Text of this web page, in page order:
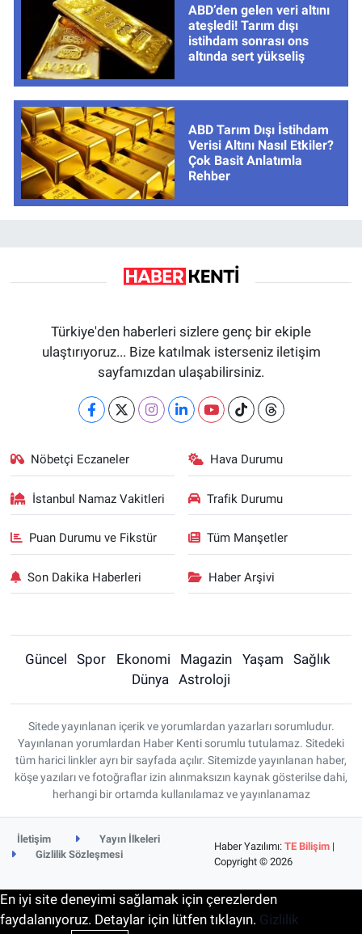
ABD’den gelen veri altını
ateşledi! Tarım dışı
istihdam sonrası ons
altında sert yükseliş
ABD Tarım Dışı İstihdam
Verisi Altını Nasıl Etkiler?
Çok Basit Anlatımla
Rehber
Türkiye'den haberleri sizlere genç bir ekiple
ulaştırıyoruz... Bize katılmak isterseniz iletişim
sayfamızdan ulaşabilirsiniz.
Nöbetçi Eczaneler Hava Durumu
İstanbul Namaz Vakitleri Trafik Durumu
Puan Durumu ve Fikstür Tüm Manşetler
Son Dakika Haberleri Haber Arşivi
Güncel Spor Ekonomi Magazin Yaşam
Sağlık
Dünya
Astroloji
Sitede yayınlanan içerik ve yorumlardan yazarları sorumludur.
Yayınlanan yorumlardan Haber Kenti sorumlu tutulamaz. Sitedeki
tüm harici linkler ayrı bir sayfada açılır. Sitemizde yayınlanan haber,
köşe yazıları ve fotoğraflar izin alınmaksızın kaynak gösterilse dahi,
herhangi bir ortamda kullanılamaz ve yayınlanamaz
İletişim
Yayın İlkeleri
Gizlilik Sözleşmesi
Haber Yazılımı:TE Bilişim |
Copyright © 2026
En iyi site deneyimi sağlamak için çerezlerden
faydalanıyoruz. Detaylar için lütfen tıklayın. Gizlilik